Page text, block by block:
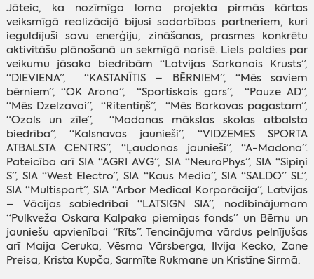
Jāteic, ka nozīmīga loma projekta pirmās kārtas
veiksmīgā realizācijā bijusi sadarbības partneriem, kuri
ieguldījuši savu enerģiju, zināšanas, prasmes konkrētu
aktivitāšu plānošanā un sekmīgā norisē. Liels paldies par
veikumu jāsaka biedrībām “Latvijas Sarkanais Krusts”,
“DIEVIENA”, “KASTANĪTIS – BĒRNIEM”, “Mēs saviem
bērniem”, “OK Arona”, “Sportiskais gars”, “Pauze AD”,
“Mēs Dzelzavai”, “Ritentiņš”, “Mēs Barkavas pagastam”,
“Ozols un zīle”, “Madonas mākslas skolas atbalsta
biedrība”, “Kalsnavas jaunieši”, “VIDZEMES SPORTA
ATBALSTA CENTRS”, “Ļaudonas jaunieši”, “A-Madona”.
Pateicība arī SIA “AGRI AVG”, SIA “NeuroPhys”, SIA “Sipiņi
S”, SIA “West Electro”, SIA “Kaus Media”, SIA “SALDO” SL”,
SIA “Multisport”, SIA “Arbor Medical Korporācija”, Latvijas
– Vācijas sabiedrībai “LATSIGN SIA”, nodibinājumam
“Pulkveža Oskara Kalpaka piemiņas fonds” un Bērnu un
jauniešu apvienībai “Rīts”. Tencinājuma vārdus pelnījušas
arī Maija Ceruka, Vēsma Vārsberga, Ilvija Kecko, Zane
Preisa, Krista Kupča, Sarmīte Rukmane un Kristīne Sirmā.